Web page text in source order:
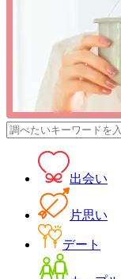
検
出会い
片思い
デート